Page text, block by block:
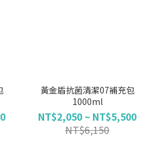
黃金盾抗菌清潔07補充包
1000ml
NT$2,050 ~ NT$5,500
NT$6,150